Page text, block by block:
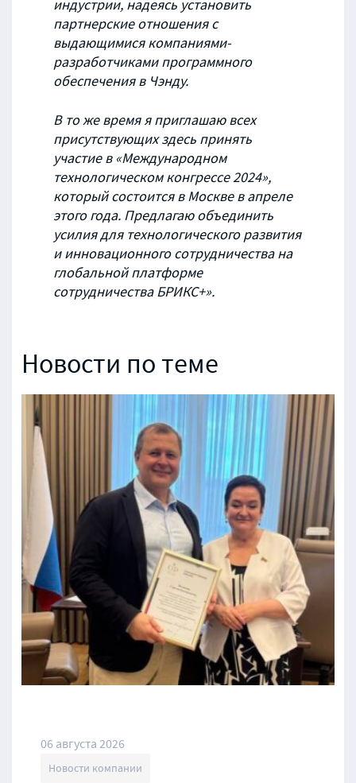
индустрии, надеясь установить
партнерские отношения с
выдающимися компаниями-
разработчиками программного
обеспечения в Чэнду.
В то же время я приглашаю всех
присутствующих здесь принять
участие в «Международном
технологическом конгрессе 2024»,
который состоится в Москве в апреле
этого года. Предлагаю объединить
усилия для технологического развития
и инновационного сотрудничества на
глобальной платформе
сотрудничества БРИКС+».
Новости по теме
06 августа 2026
Новости компании